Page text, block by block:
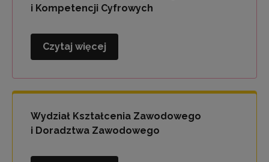
i Kompetencji Cyfrowych
Wydział
Ogólnego
i
Cyfrowych
Czytaj więcej
Wydział Kształcenia Zawodowego
i Doradztwa Zawodowego